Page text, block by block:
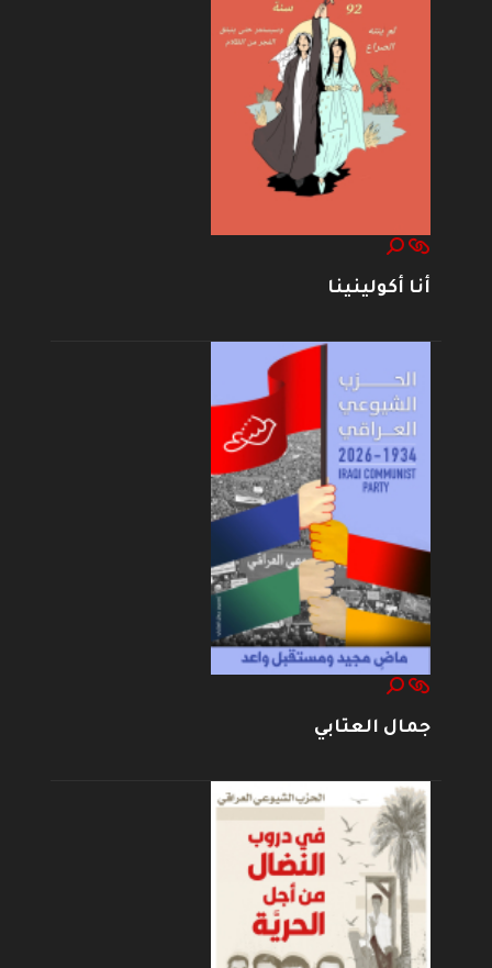
أنا أكولينينا
جمال العتابي